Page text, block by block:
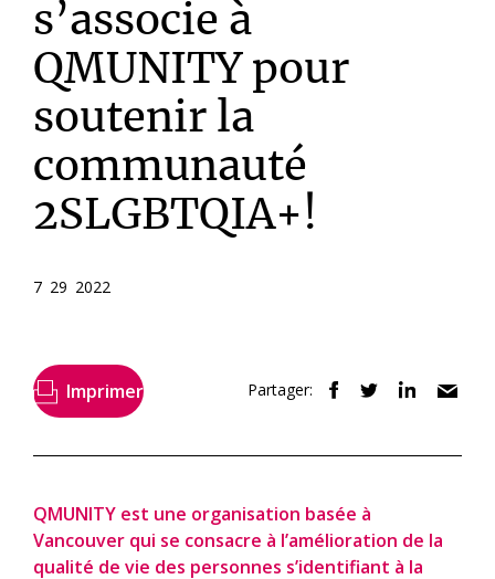
s’associe à
QMUNITY pour
soutenir la
communauté
2SLGBTQIA+!
7 29 2022
Imprimer Partager:
QMUNITY est une organisation basée à
Vancouver qui se consacre à l’amélioration de la
qualité de vie des personnes s’identifiant à la